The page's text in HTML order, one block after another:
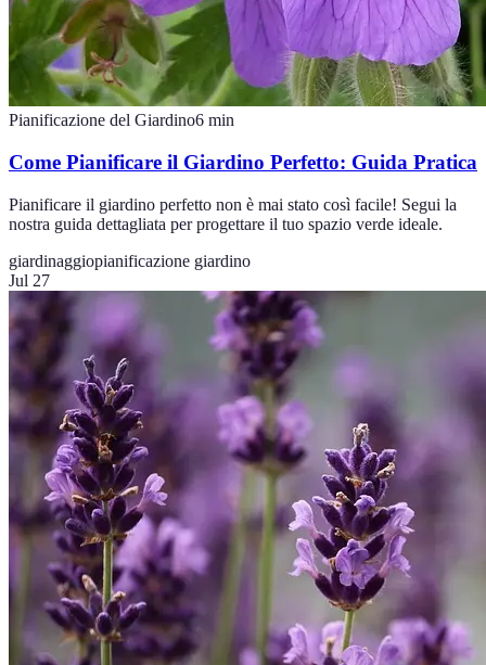
Pianificazione del Giardino6 min
Come Pianificare il Giardino Perfetto: Guida Pratica
Pianificare il giardino perfetto non è mai stato così facile! Segui la
nostra guida dettagliata per progettare il tuo spazio verde ideale.
giardinaggiopianificazione giardino
Jul 27